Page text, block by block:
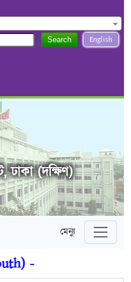
English
Search
ঢাকা (দক্ষিণ)
মেন্যু
-